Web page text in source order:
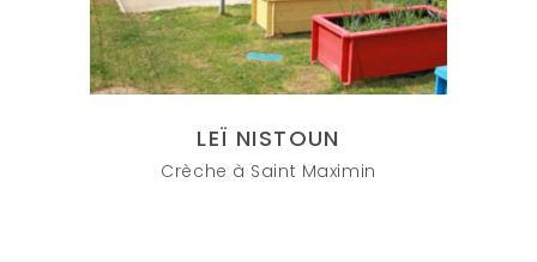
LEÏ NISTOUN
Crèche à Saint Maximin